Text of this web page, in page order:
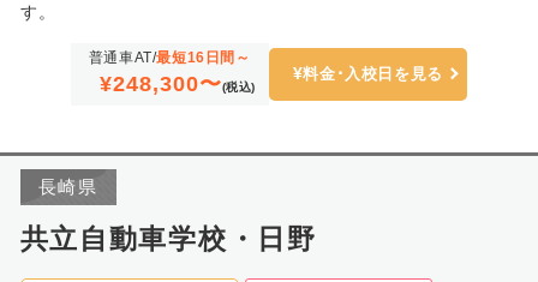
す。
普通車AT/最短16日間～
¥248,300〜(税込)
料金･入校日を見る
長崎県
共立自動車学校・日野